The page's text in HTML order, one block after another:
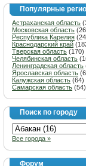
Популярные
Астраханская область
Московская область
Республика Карелия
Краснодарский край
Тверская область (170)
Челябинская область
Ленинградская область
Ярославская область
Калужская область (64)
Самарская область (54)
Поиск по городу
Все города »
Форум